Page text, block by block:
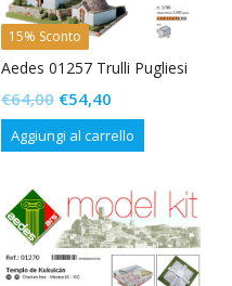
15% Sconto
Aedes 01257 Trulli Pugliesi
€64,00 Il
prezzo
originale
€64,00.
€54,40
prezzo
attuale
€54,40.
Aggiungi al carrello